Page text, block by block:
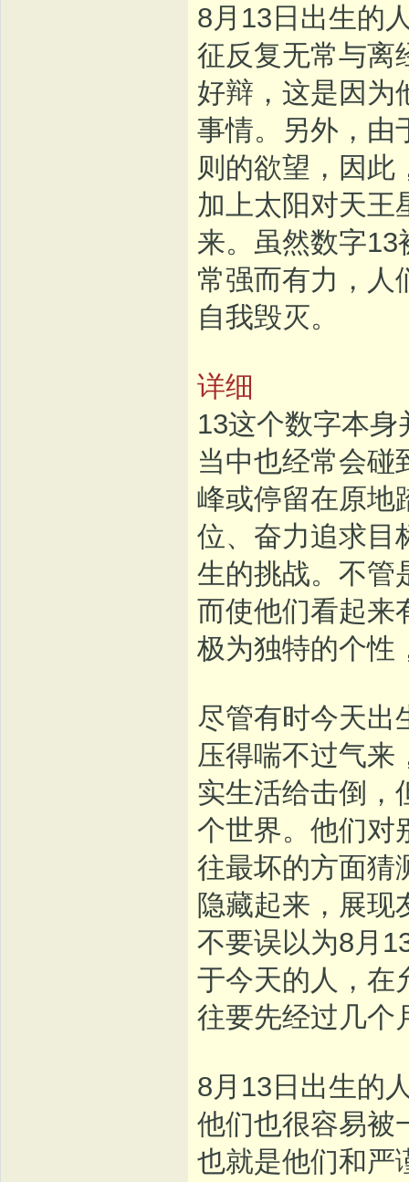
8月13日出生的
征反复无常与离
好辩，这是因为
事情。另外，由
则的欲望，因此
加上太阳对天王
来。虽然数字
常强而有力，人
自我毁灭。
详细
13这个数字本
当中也经常会碰
峰或停留在原地
位、奋力追求目
生的挑战。不管
而使他们看起来
极为独特的个性
尽管有时今天出
压得喘不过气来
实生活给击倒，
个世界。他们对
往最坏的方面猜
隐藏起来，展现
不要误以为8月
于今天的人，在
往要先经过几个
8月13日出生的
他们也很容易被
也就是他们和严